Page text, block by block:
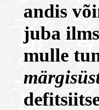
andis
juba
mulle